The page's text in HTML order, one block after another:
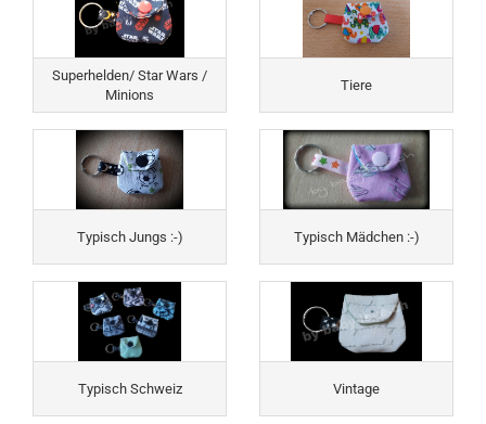
Superhelden/ Star Wars /
Minions
Tiere
Typisch Jungs :-) Typisch Mädchen :-)
Typisch Schweiz Vintage